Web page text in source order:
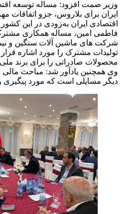
وزیر صمت افزود: مساله توسعه
ایران برای بلاروس، جزو اتفاقات
اقتصادی ایران به‌زودی در این
فاطمی امین، مساله همکاری
شرکت های ماشین آلات سنگین و
تولیدات مشترک را مورد اشاره
محصولات صادراتی را برای برند
وی همچنین یادآور شد: مباحث مالی
دیگر مسایلی است که مورد